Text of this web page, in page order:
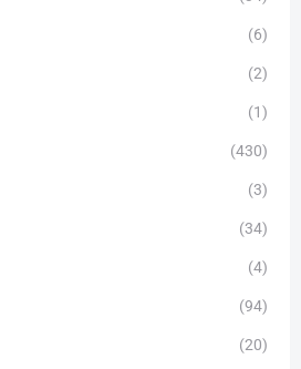
(6)
(2)
(1)
(430)
(3)
(34)
(4)
(94)
(20)